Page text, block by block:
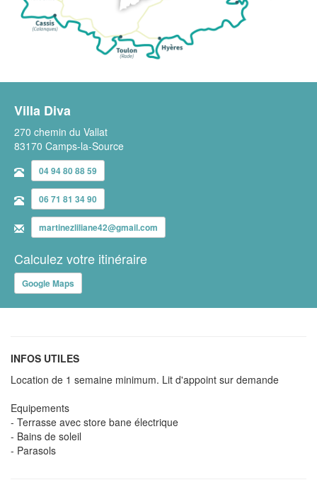
Villa Diva
270 chemin du Vallat
83170 Camps-la-Source
04 94 80 88 59
06 71 81 34 90
martinezliliane42@gmail.com
Calculez votre itinéraire
Google Maps
INFOS UTILES
Location de 1 semaine minimum. Lit d'appoint sur demande
Equipements
- Terrasse avec store bane électrique
- Bains de soleil
- Parasols